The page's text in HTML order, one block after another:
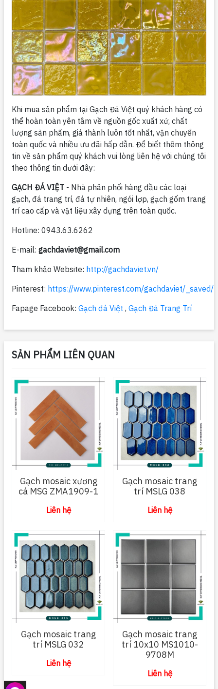
Khi mua sản phẩm tại Gạch Đá Việt quý khách hàng có
thể hoàn toàn yên tâm về nguồn gốc xuất xứ, chất
lượng sản phẩm, giá thành luôn tốt nhất, vận chuyển
toàn quốc và nhiều ưu đãi hấp dẫn. Để biết thêm thông
tin về sản phẩm quý khách vui lòng liên hệ với chúng tôi
theo thông tin dưới đây:
GẠCH ĐÁ VIỆT - Nhà phân phối hàng đầu các loại
gạch, đá trang trí, đá tự nhiên, ngói lợp, gạch gốm trang
trí cao cấp và vật liệu xây dựng trên toàn quốc.
Hotline: 0943.63.6262
E-mail: gachdaviet@gmail.com
Tham khảo Website: http://gachdaviet.vn/
Pinterest: https://www.pinterest.com/gachdaviet/_saved/
Fapage Facebook: Gạch đá Việt , Gạch Đá Trang Trí
SẢN PHẨM LIÊN QUAN
Gạch mosaic xương
cá MSG ZMA1909-1
Liên hệ
Gạch mosaic trang
trí MSLG 038
Liên hệ
Gạch mosaic trang
trí MSLG 032
Liên hệ
Gạch mosaic trang
trí 10x10 MS1010-
9708M
Liên hệ